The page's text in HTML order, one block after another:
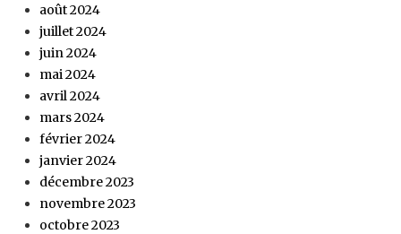
août 2024
juillet 2024
juin 2024
mai 2024
avril 2024
mars 2024
février 2024
janvier 2024
décembre 2023
novembre 2023
octobre 2023